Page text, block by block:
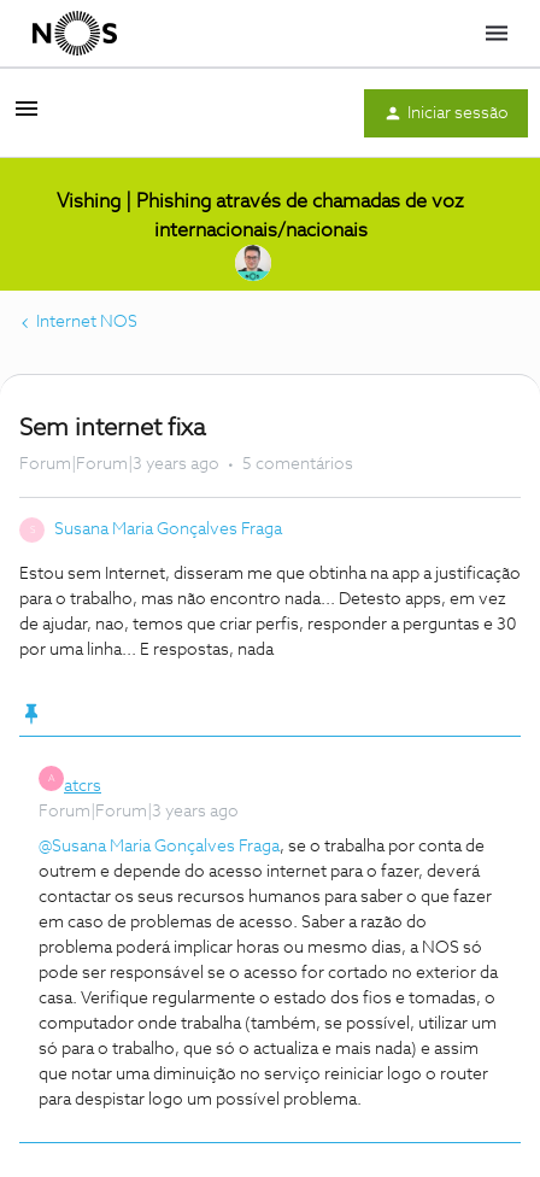
Menu
Iniciar sessão
Vishing | Phishing através de chamadas de voz
internacionais/nacionais
Internet NOS
Sem internet fixa
Forum|Forum|3 years ago 5 comentários
S Susana Maria Gonçalves Fraga
Estou sem Internet, disseram me que obtinha na app a justificação
para o trabalho, mas não encontro nada... Detesto apps, em vez
de ajudar, nao, temos que criar perfis, responder a perguntas e 30
por uma linha... E respostas, nada
A
atcrs
Forum|Forum|3 years ago
@Susana Maria Gonçalves Fraga, se o trabalha por conta de
outrem e depende do acesso internet para o fazer, deverá
contactar os seus recursos humanos para saber o que fazer
em caso de problemas de acesso. Saber a razão do
problema poderá implicar horas ou mesmo dias, a NOS só
pode ser responsável se o acesso for cortado no exterior da
casa. Verifique regularmente o estado dos fios e tomadas, o
computador onde trabalha (também, se possível, utilizar um
só para o trabalho, que só o actualiza e mais nada) e assim
que notar uma diminuição no serviço reiniciar logo o router
para despistar logo um possível problema.